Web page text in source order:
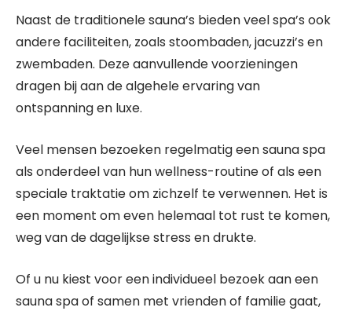
Naast de traditionele sauna’s bieden veel spa’s ook
andere faciliteiten, zoals stoombaden, jacuzzi’s en
zwembaden. Deze aanvullende voorzieningen
dragen bij aan de algehele ervaring van
ontspanning en luxe.
Veel mensen bezoeken regelmatig een sauna spa
als onderdeel van hun wellness-routine of als een
speciale traktatie om zichzelf te verwennen. Het is
een moment om even helemaal tot rust te komen,
weg van de dagelijkse stress en drukte.
Of u nu kiest voor een individueel bezoek aan een
sauna spa of samen met vrienden of familie gaat,